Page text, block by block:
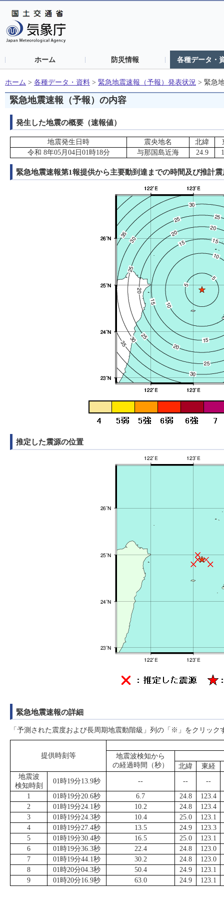
ホーム 防災情報 各種データ・
ホーム > 各種データ・資料 > 緊急地震速報（予報）発表状況 > 緊急
緊急地震速報（予報）の内容
発生した地震の概要（速報値）
地震発生日時 震央地名 北緯
令和 8年05月04日01時18分
与那国島近海 24.9
緊急地震速報第1報提供から主要動到達までの時間及び推計
推定した震源の位置
緊急地震速報の詳細
「予測された震度および長周期地震動階級」列の「※」をクリック
提供時刻等
地震波検知から
の経過時間（秒）
北緯
東経
地震波
検知時刻
01時19分13.9秒 -- --
--
1
01時19分20.6秒 6.7 24.8
123.4
2
01時19分24.1秒 10.2 24.8
123.4
3
01時19分24.3秒 10.4 25.0
123.1
4
01時19分27.4秒 13.5 24.9
123.3
5
01時19分30.4秒 16.5 25.0
123.1
6
01時19分36.3秒 22.4 24.8
123.0
7
01時19分44.1秒 30.2 24.8
123.0
8
01時20分04.3秒 50.4 24.9
123.1
9
01時20分16.9秒 63.0 24.9 123.1